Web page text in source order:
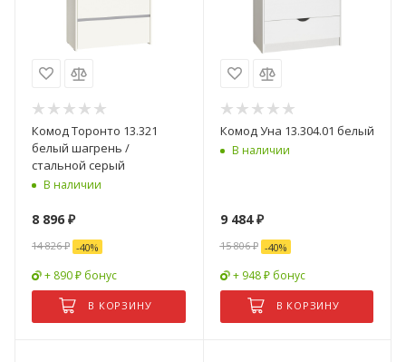
Комод Торонто 13.321
белый шагрень /
стальной серый
В наличии
8 896 ₽
14 826₽ -40%
+ 890 ₽ бонус
В КОРЗИНУ
Комод Уна 13.304.01 белый
В наличии
9 484₽
15 806₽ -40%
+ 948 ₽ бонус
В КОРЗИНУ